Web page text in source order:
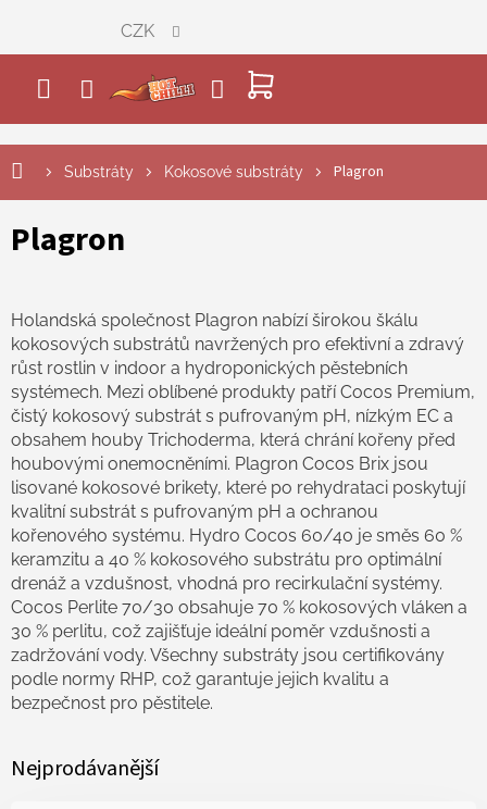
obsah
NÁKUPNÍ
KOŠÍK
CZK
Substráty Kokosové substráty Plagron
Plagron
Holandská společnost Plagron nabízí širokou škálu
kokosových substrátů navržených pro efektivní a zdravý
růst rostlin v indoor a hydroponických pěstebních
systémech. Mezi oblíbené produkty patří Cocos Premium,
čistý kokosový substrát s pufrovaným pH, nízkým EC a
obsahem houby Trichoderma, která chrání kořeny před
houbovými onemocněními. Plagron Cocos Brix jsou
lisované kokosové brikety, které po rehydrataci poskytují
kvalitní substrát s pufrovaným pH a ochranou
kořenového systému. Hydro Cocos 60/40 je směs 60 %
keramzitu a 40 % kokosového substrátu pro optimální
drenáž a vzdušnost, vhodná pro recirkulační systémy.
Cocos Perlite 70/30 obsahuje 70 % kokosových vláken a
30 % perlitu, což zajišťuje ideální poměr vzdušnosti a
zadržování vody. Všechny substráty jsou certifikovány
podle normy RHP, což garantuje jejich kvalitu a
bezpečnost pro pěstitele.
Nejprodávanější